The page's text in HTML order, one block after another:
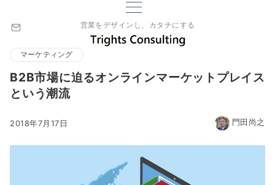
営業をデザインし、カタチにする
マーケティング
B2B市場に迫るオンラインマーケットプレイス
という潮流
2018年7月17日 門田尚之